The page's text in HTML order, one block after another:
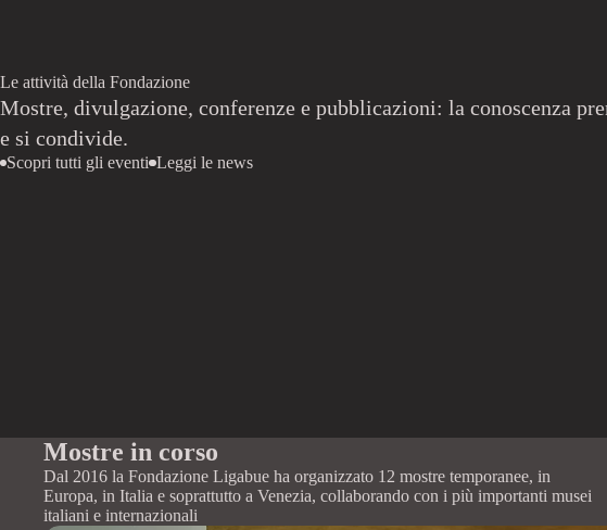
Le attività della Fondazione
Mostre, divulgazione, conferenze e pubblicazioni: la conoscenza
e si condivide.
Scopri tutti gli eventi Leggi le news
Mostre in corso
Dal 2016 la Fondazione Ligabue ha organizzato 12 mostre temporanee, in
Europa, in Italia e soprattutto a Venezia, collaborando con i più importanti musei
italiani e internazionali